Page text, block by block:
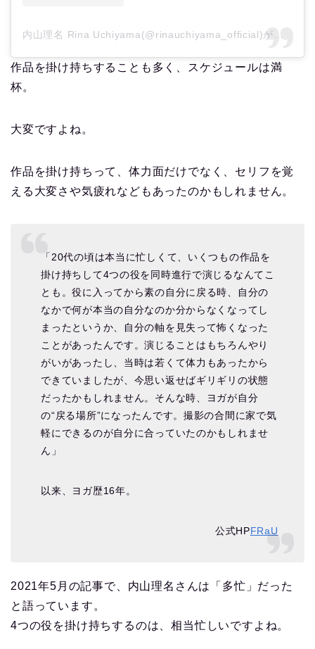
内山理名 Rina Uchiyama(@rinauchiyama_official)がシェアした投稿
作品を掛け持ちすることも多く、スケジュールは満
杯。
大変ですよね。
作品を掛け持ちって、体力面だけでなく、セリフを覚
える大変さや気疲れなどもあったのかもしれません。
「20代の頃は本当に忙しくて、いくつもの作品を
掛け持ちして4つの役を同時進行で演じるなんてこ
とも。役に入ってから素の自分に戻る時、自分の
なかで何が本当の自分なのか分からなくなってし
まったというか、自分の軸を見失って怖くなった
ことがあったんです。演じることはもちろんやり
がいがあったし、当時は若くて体力もあったから
できていましたが、今思い返せばギリギリの状態
だったかもしれません。そんな時、ヨガが自分
の“戻る場所”になったんです。撮影の合間に家で気
軽にできるのが自分に合っていたのかもしれませ
ん」
以来、ヨガ歴16年。
公式HPFRaU
2021年5月の記事で、内山理名さんは「多忙」だった
と語っています。
4つの役を掛け持ちするのは、相当忙しいですよね。